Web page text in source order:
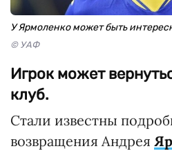
У Ярмоленко может быть
© УАФ
Игрок может
клуб.
Стали известны
возвращения Андрея